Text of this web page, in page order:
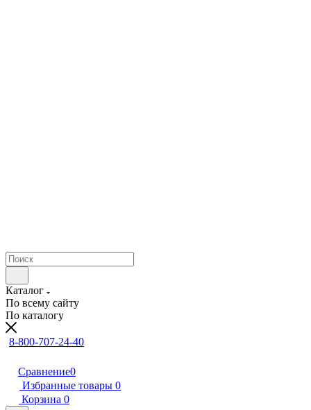
Каталог
По всему сайту
По каталогу
8-800-707-24-40
Сравнение0
Избранные товары 0
Корзина 0